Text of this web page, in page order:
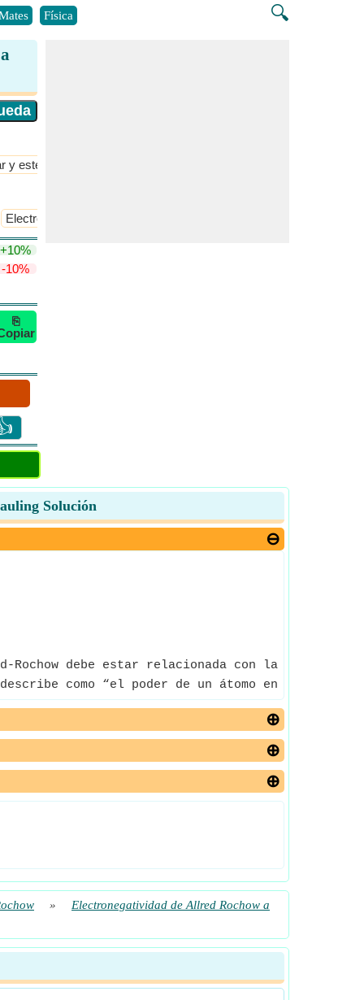
🔍
Física
y estequiometría
Electronegatividad de Pauling
+10%
-10%
⎘
Solución
debe estar relacionada con la carga
como “el poder de un átomo en una
» Electronegatividad de Allred Rochow a